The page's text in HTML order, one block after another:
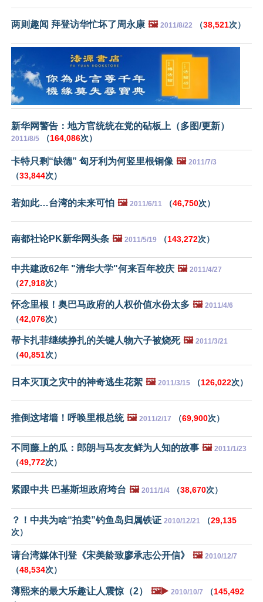
两则趣闻 拜登访华忙坏了周永康 🖼️ 2011/8/22 （38,521次）
新华网警告：地方官统统在党的砧板上（多图/更新）
2011/8/5 （164,086次）
卡特只剩“缺德” 匈牙利为何竖里根铜像 🖼️ 2011/7/3
（33,844次）
若如此…台湾的未来可怕 🖼️ 2011/6/11 （46,750次）
南都社论PK新华网头条 🖼️ 2011/5/19 （143,272次）
中共建政62年 "清华大学"何来百年校庆 🖼️ 2011/4/27
（27,918次）
怀念里根！奥巴马政府的人权价值水份太多 🖼️ 2011/4/6
（42,076次）
帮卡扎菲继续挣扎的关键人物六子被烧死 🖼️ 2011/3/21
（40,851次）
日本灭顶之灾中的神奇逃生花絮 🖼️ 2011/3/15 （126,022次）
推倒这堵墙！呼唤里根总统 🖼️ 2011/2/17 （69,900次）
不同藤上的瓜：郎朗与马友友鲜为人知的故事 🖼️ 2011/1/23
（49,772次）
紧跟中共 巴基斯坦政府垮台 🖼️ 2011/1/4 （38,670次）
？！中共为啥“拍卖”钓鱼岛归属铁证 2010/12/21 （29,135
次）
请台湾媒体刊登《宋美龄致廖承志公开信》 🖼️ 2010/12/7
（48,534次）
薄熙来的最大乐趣让人震惊（2） 🖼️▶️ 2010/10/7 （145,492